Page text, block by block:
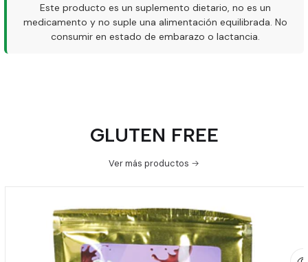
Este producto es un suplemento dietario, no es un
medicamento y no suple una alimentación equilibrada. No
consumir en estado de embarazo o lactancia.
GLUTEN FREE
Ver más productos